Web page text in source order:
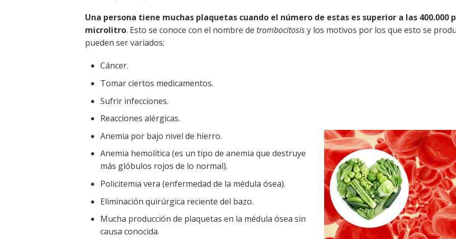
Una persona tiene muchas plaquetas cuando el número de estas es superior a las 400.000
microlitro. Esto se conoce con el nombre de trombocitosisy los motivos por los que esto se
pueden ser variados:
Cáncer.
Tomar ciertos medicamentos.
Sufrir infecciones.
Reacciones alérgicas.
Anemia por bajo nivel de hierro.
Anemia hemolítica (es un tipo de anemia que destruye
más glóbulos rojos de lo normal).
Policitemia vera (enfermedad de la médula ósea).
Eliminación quirúrgica reciente del bazo.
Mucha producción de plaquetas en la médula ósea sin
causa conocida.